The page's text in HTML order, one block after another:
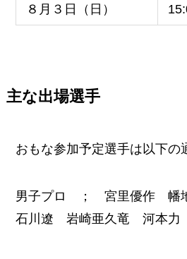
８月３日（日）
主な出場選手
おもな参加予定選手は以下の
男子プロ ； 宮里優作 幡
石川遼 岩崎亜久竜 河本